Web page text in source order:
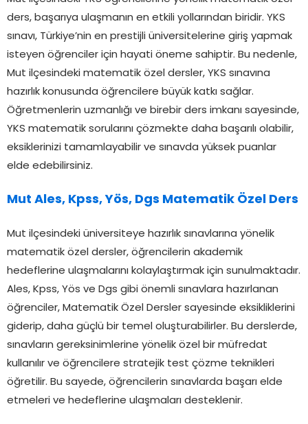
ders, başarıya ulaşmanın en etkili yollarından biridir. YKS
sınavı, Türkiye’nin en prestijli üniversitelerine giriş yapmak
isteyen öğrenciler için hayati öneme sahiptir. Bu nedenle,
Mut ilçesindeki matematik özel dersler, YKS sınavına
hazırlık konusunda öğrencilere büyük katkı sağlar.
Öğretmenlerin uzmanlığı ve birebir ders imkanı sayesinde,
YKS matematik sorularını çözmekte daha başarılı olabilir,
eksiklerinizi tamamlayabilir ve sınavda yüksek puanlar
elde edebilirsiniz.
Mut Ales, Kpss, Yös, Dgs Matematik Özel Ders
Mut ilçesindeki üniversiteye hazırlık sınavlarına yönelik
matematik özel dersler, öğrencilerin akademik
hedeflerine ulaşmalarını kolaylaştırmak için sunulmaktadır.
Ales, Kpss, Yös ve Dgs gibi önemli sınavlara hazırlanan
öğrenciler, Matematik Özel Dersler sayesinde eksikliklerini
giderip, daha güçlü bir temel oluşturabilirler. Bu derslerde,
sınavların gereksinimlerine yönelik özel bir müfredat
kullanılır ve öğrencilere stratejik test çözme teknikleri
öğretilir. Bu sayede, öğrencilerin sınavlarda başarı elde
etmeleri ve hedeflerine ulaşmaları desteklenir.